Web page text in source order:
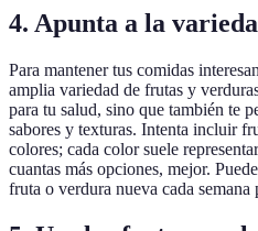
4. Apunta a la
Para mantener tus comidas
amplia variedad de frutas y
para tu salud, sino que también te
sabores y texturas. Intenta incluir
colores; cada color suele
cuantas más opciones, mejor.
fruta o verdura nueva cada